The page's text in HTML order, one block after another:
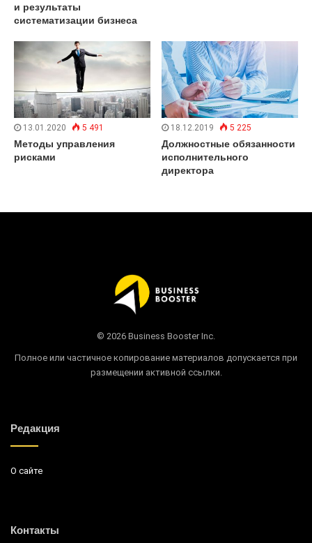
и результаты
систематизации бизнеса
13.01.2020 5 491
Методы управления
рисками
18.12.2019 5 225
Должностные обязанности
исполнительного
директора
© 2026 Business Booster Inc.
Полное или частичное копирование материалов допускается при
размещении активной ссылки.
Редакция
О сайте
Контакты